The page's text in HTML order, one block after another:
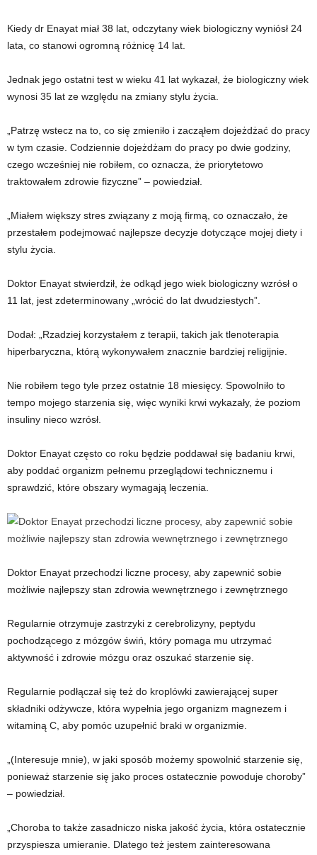
Kiedy dr Enayat miał 38 lat, odczytany wiek biologiczny wyniósł 24
lata, co stanowi ogromną różnicę 14 lat.
Jednak jego ostatni test w wieku 41 lat wykazał, że biologiczny wiek
wynosi 35 lat ze względu na zmiany stylu życia.
„Patrzę wstecz na to, co się zmieniło i zacząłem dojeżdżać do pracy
w tym czasie. Codziennie dojeżdżam do pracy po dwie godziny,
czego wcześniej nie robiłem, co oznacza, że ​​priorytetowo
traktowałem zdrowie fizyczne” – powiedział.
„Miałem większy stres związany z moją firmą, co oznaczało, że
przestałem podejmować najlepsze decyzje dotyczące mojej diety i
stylu życia.
Doktor Enayat stwierdził, że odkąd jego wiek biologiczny wzrósł o
11 lat, jest zdeterminowany „wrócić do lat dwudziestych”.
Dodał: „Rzadziej korzystałem z terapii, takich jak tlenoterapia
hiperbaryczna, którą wykonywałem znacznie bardziej religijnie.
Nie robiłem tego tyle przez ostatnie 18 miesięcy. Spowolniło to
tempo mojego starzenia się, więc wyniki krwi wykazały, że poziom
insuliny nieco wzrósł.
Doktor Enayat często co roku będzie poddawał się badaniu krwi,
aby poddać organizm pełnemu przeglądowi technicznemu i
sprawdzić, które obszary wymagają leczenia.
Doktor Enayat przechodzi liczne procesy, aby zapewnić sobie
możliwie najlepszy stan zdrowia wewnętrznego i zewnętrznego
Regularnie otrzymuje zastrzyki z cerebrolizyny, peptydu
pochodzącego z mózgów świń, który pomaga mu utrzymać
aktywność i zdrowie mózgu oraz oszukać starzenie się.
Regularnie podłączał się też do kroplówki zawierającej super
składniki odżywcze, która wypełnia jego organizm magnezem i
witaminą C, aby pomóc uzupełnić braki w organizmie.
„(Interesuje mnie), w jaki sposób możemy spowolnić starzenie się,
ponieważ starzenie się jako proces ostatecznie powoduje choroby”
– powiedział.
„Choroba to także zasadniczo niska jakość życia, która ostatecznie
przyspiesza umieranie. Dlatego też jestem zainteresowana